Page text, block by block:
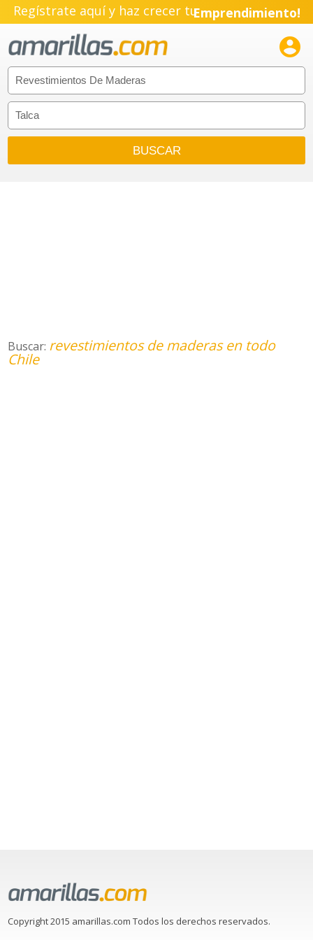
Regístrate aquí y haz crecer tuEmprendimiento!

Buscar: revestimientos de maderas en todo
Chile
Copyright 2015 amarillas.com Todos los derechos reservados.